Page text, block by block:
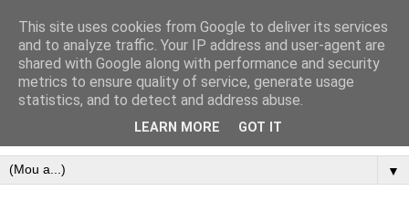
Pàgina oficial del Club
Atletisme Porreres
Disfruta de l’atletisme a Porreres
▼
This site uses cookies from Google to deliver its services
and to analyze traffic. Your IP address and user-agent are
shared with Google along with performance and security
metrics to ensure quality of service, generate usage
statistics, and to detect and address abuse.
LEARN MORE GOT IT